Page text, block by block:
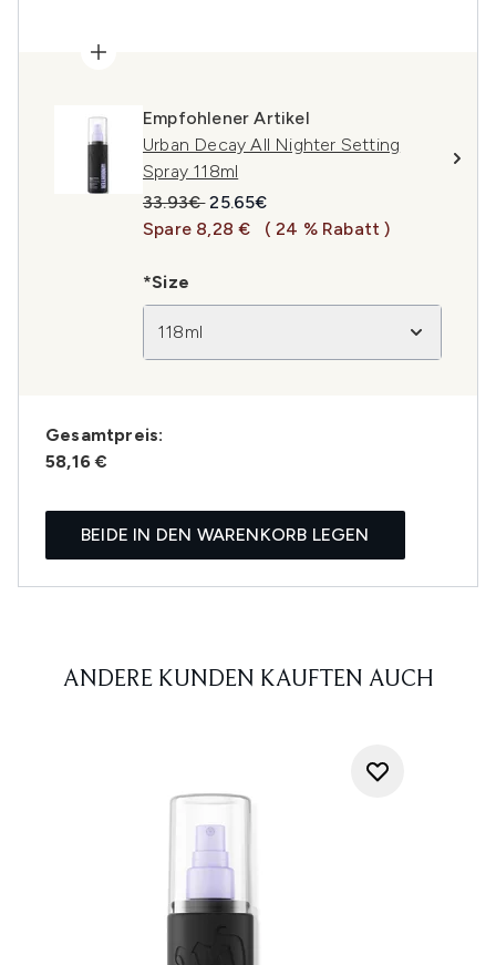
Empfohlener Artikel
Urban Decay All Nighter Setting
Spray 118ml
Unverbindliche Preisempfehlung:
33.93€Aktueller Preis:
25.65€
Spare 8,28 €
( 24 % Rabatt )
*Size
118ml
Gesamtpreis:
58,16 €
BEIDE IN DEN WARENKORB LEGEN
ANDERE KUNDEN KAUFTEN AUCH